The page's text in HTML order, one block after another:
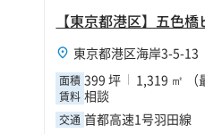
【東京都港区】五色橋
東京都港区海岸3-5-13
面積 399 坪 1,319 ㎡ （
賃料 相談
交通 首都高速1号羽田線